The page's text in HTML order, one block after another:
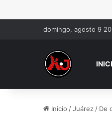
domingo, agosto 9
Inicio /Juárez / De